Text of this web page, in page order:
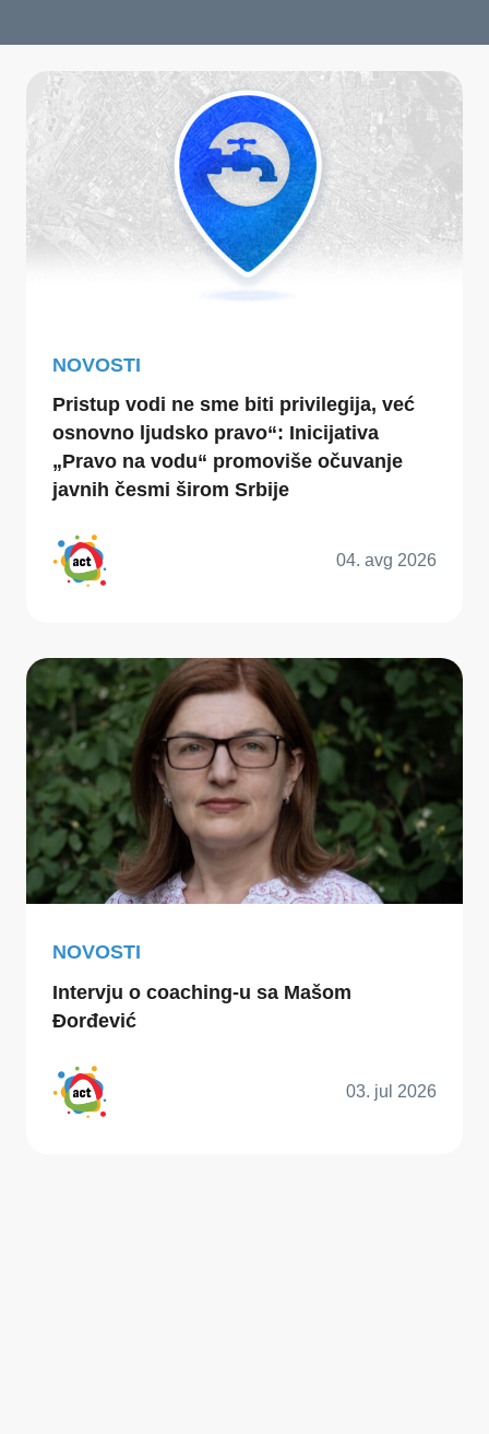
NOVOSTI
Pristup vodi ne sme biti privilegija, već
osnovno ljudsko pravo“: Inicijativa
„Pravo na vodu“ promoviše očuvanje
javnih česmi širom Srbije
04. avg 2026
NOVOSTI
Intervju o coaching-u sa Mašom
Đorđević
03. jul 2026